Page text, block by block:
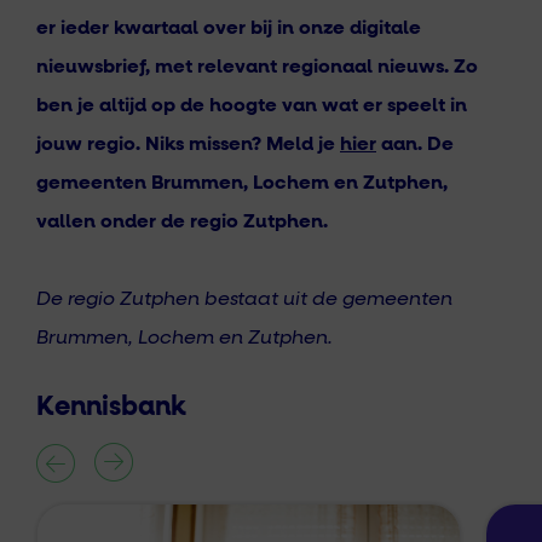
er ieder kwartaal over bij in onze digitale
nieuwsbrief, met relevant regionaal nieuws. Zo
ben je altijd op de hoogte van wat er speelt in
jouw regio. Niks missen? Meld je hier aan. De
gemeenten Brummen, Lochem en Zutphen,
vallen onder de regio Zutphen.
De regio Zutphen bestaat uit de gemeenten
Brummen, Lochem en Zutphen.
Kennisbank